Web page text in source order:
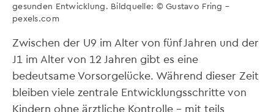
gesunden Entwicklung. Bildquelle: © Gustavo Fring –
pexels.com
Zwischen der U9 im Alter von fünf Jahren und der
J1 im Alter von 12 Jahren gibt es eine
bedeutsame Vorsorgelücke. Während dieser Zeit
bleiben viele zentrale Entwicklungsschritte von
Kindern ohne ärztliche Kontrolle – mit teils